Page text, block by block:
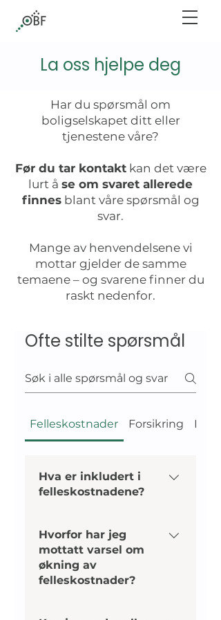
La oss hjelpe deg
Har du spørsmål om
boligselskapet ditt eller
tjenestene våre?
Før du tar kontaktkan det være
lurt å se om svaret allerede
finnesblant våre spørsmål og
svar.
Mange av henvendelsene vi
mottar gjelder de samme
temaene – og svarene finner du
raskt nedenfor.
Ofte stilte spørsmål
Felleskostnader Forsikring
Hva er inkludert i
felleskostnadene?
omfatter alle kostnader
som gjelder
boligselskapets drift.
Felleskostnadene
Hvorfor har jeg
mottatt varsel om
økning av
felleskostnader?